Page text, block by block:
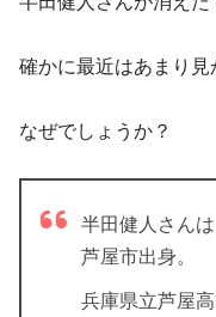
確かに最近はあまり見
なぜでしょうか？
半田健人さん
芦屋市出身。
兵庫県立芦屋高